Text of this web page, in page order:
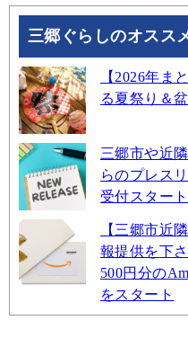
三郷ぐらしのオスス
【2026年ま
る夏祭り＆
三郷市や近
らのプレス
受付スタート
【三郷市近
報提供を下
500円分の
をスタート